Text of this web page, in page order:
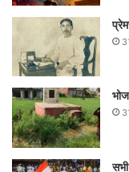
से सबसे ज़्यादा
सामाजिक अन्तः
होने वाले डर से
के चलते लोग पहले
अनुकरण कर रहे
लोगों के मन मे एक